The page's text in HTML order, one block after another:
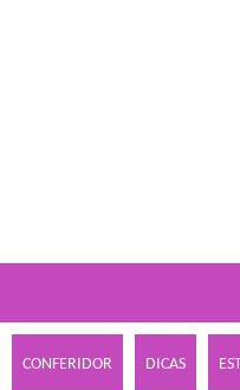
CONFERIDOR DICAS